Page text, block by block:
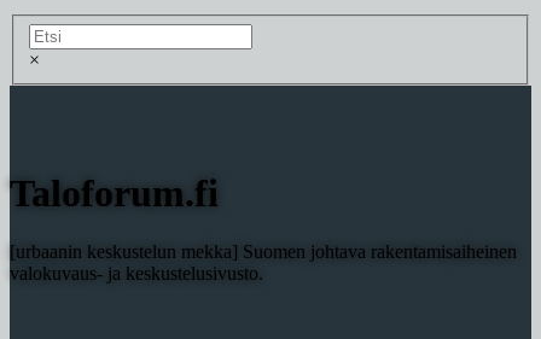
×
Taloforum.fi
[urbaanin keskustelun mekka] Suomen johtava rakentamisaiheinen
valokuvaus- ja keskustelusivusto.